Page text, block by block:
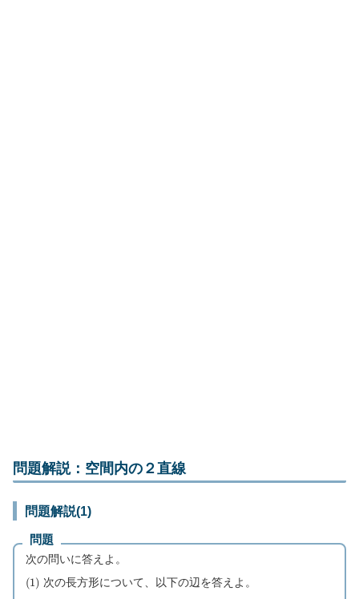
問題解説：空間内の２直線
問題解説(1)
問題
次の問いに答えよ。
(1) 次の長方形について、以下の辺を答えよ。